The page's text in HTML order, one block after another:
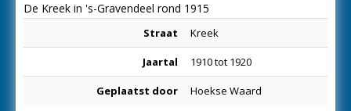
De Kreek in 's-Gravendeel rond 1915
Straat Kreek
Jaartal 1910 tot 1920
Geplaatst door Hoekse Waard